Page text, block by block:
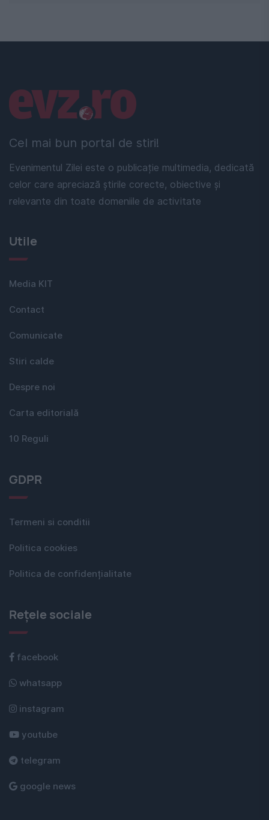
Cel mai bun portal de stiri!
Evenimentul Zilei este o publicație multimedia, dedicată
celor care apreciază știrile corecte, obiective și
relevante din toate domeniile de activitate
Linkuri utile
Utile
Media KIT
Contact
Comunicate
Stiri calde
Despre noi
Carta editorială
10 Reguli
GDPR
Termeni si conditii
Politica cookies
Politica de confidențialitate
Rețele sociale
facebook
whatsapp
instagram
youtube
telegram
google news